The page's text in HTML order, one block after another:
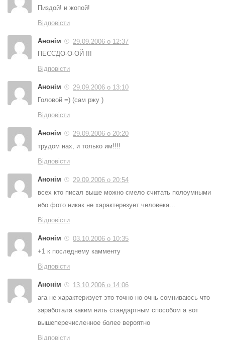
Пиздой! и жопой!
Відповісти
Анонім
29.09.2006 о 12:37
ПЕССДО-О-ОЙ !!!
Відповісти
Анонім
29.09.2006 о 13:10
Головой =) (сам ржу )
Відповісти
Анонім
29.09.2006 о 20:20
трудом нах, и только им!!!!
Відповісти
Анонім
29.09.2006 о 20:54
всех кто писал выше можно смело считать полоумными
ибо фото никак не характерезует человека…
Відповісти
Анонім
03.10.2006 о 10:35
+1 к последнему камменту
Відповісти
Анонім
13.10.2006 о 14:06
ага не характеризует это точно но очнь сомниваюсь что
заработала каким нить стандартным способом а вот
вышеперечисленное более вероятно
Відповісти